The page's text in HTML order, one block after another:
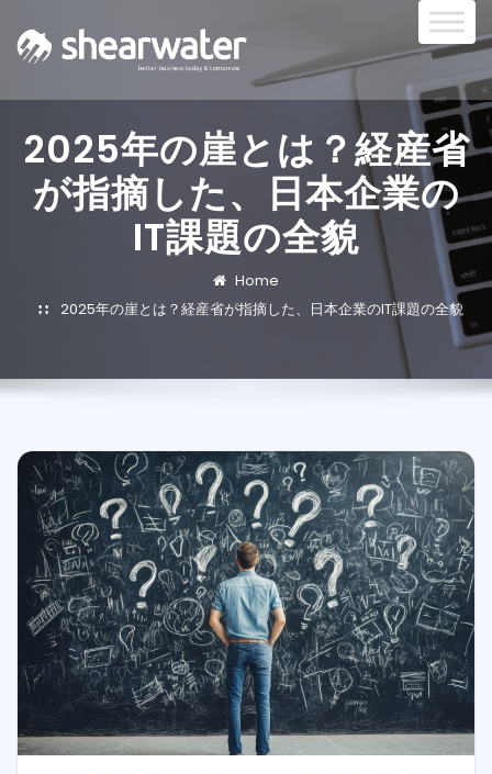
2025年の崖とは？経産省
が指摘した、日本企業の
IT課題の全貌
Home
2025年の崖とは？経産省が指摘した、日本企業のIT課題の全貌